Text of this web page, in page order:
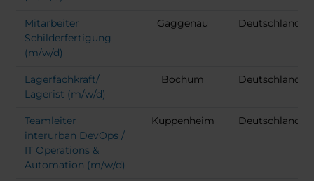
Mitarbeiter
Schilderfertigung
(m/w/d)
Gaggenau Deutschland
Lagerfachkraft/
Lagerist (m/w/d)
Bochum Deutschland
Teamleiter
interurban DevOps /
IT Operations &
Automation (m/w/d)
Kuppenheim Deutschland